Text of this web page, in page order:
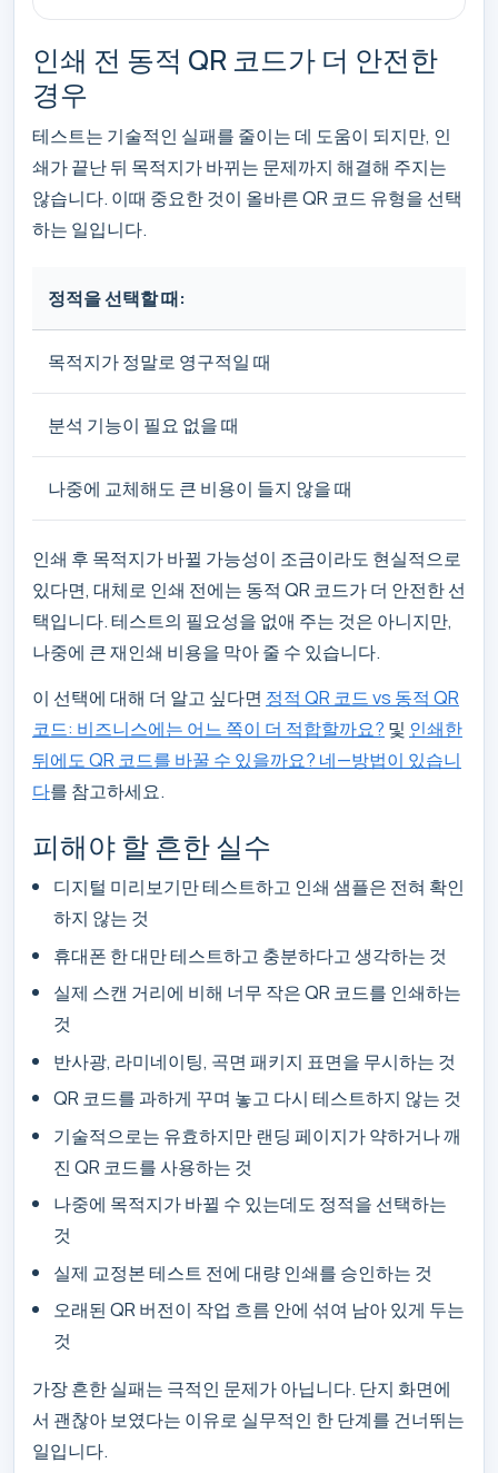
인쇄 전 동적 QR 코드가 더 안전한
경우
테스트는 기술적인 실패를 줄이는 데 도움이 되지만, 인
쇄가 끝난 뒤 목적지가 바뀌는 문제까지 해결해 주지는
않습니다. 이때 중요한 것이 올바른 QR 코드 유형을 선택
하는 일입니다.
정적을 선택할 때:
목적지가 정말로 영구적일 때
분석 기능이 필요 없을 때
나중에 교체해도 큰 비용이 들지 않을 때
인쇄 후 목적지가 바뀔 가능성이 조금이라도 현실적으로
있다면, 대체로 인쇄 전에는 동적 QR 코드가 더 안전한 선
택입니다. 테스트의 필요성을 없애 주는 것은 아니지만,
나중에 큰 재인쇄 비용을 막아 줄 수 있습니다.
이 선택에 대해 더 알고 싶다면 정적 QR 코드 vs 동적 QR
코드: 비즈니스에는 어느 쪽이 더 적합할까요? 및 인쇄한
뒤에도 QR 코드를 바꿀 수 있을까요? 네—방법이 있습니
다를 참고하세요.
피해야 할 흔한 실수
디지털 미리보기만 테스트하고 인쇄 샘플은 전혀 확인
하지 않는 것
휴대폰 한 대만 테스트하고 충분하다고 생각하는 것
실제 스캔 거리에 비해 너무 작은 QR 코드를 인쇄하는
것
반사광, 라미네이팅, 곡면 패키지 표면을 무시하는 것
QR 코드를 과하게 꾸며 놓고 다시 테스트하지 않는 것
기술적으로는 유효하지만 랜딩 페이지가 약하거나 깨
진 QR 코드를 사용하는 것
나중에 목적지가 바뀔 수 있는데도 정적을 선택하는
것
실제 교정본 테스트 전에 대량 인쇄를 승인하는 것
오래된 QR 버전이 작업 흐름 안에 섞여 남아 있게 두는
것
가장 흔한 실패는 극적인 문제가 아닙니다. 단지 화면에
서 괜찮아 보였다는 이유로 실무적인 한 단계를 건너뛰는
일입니다.